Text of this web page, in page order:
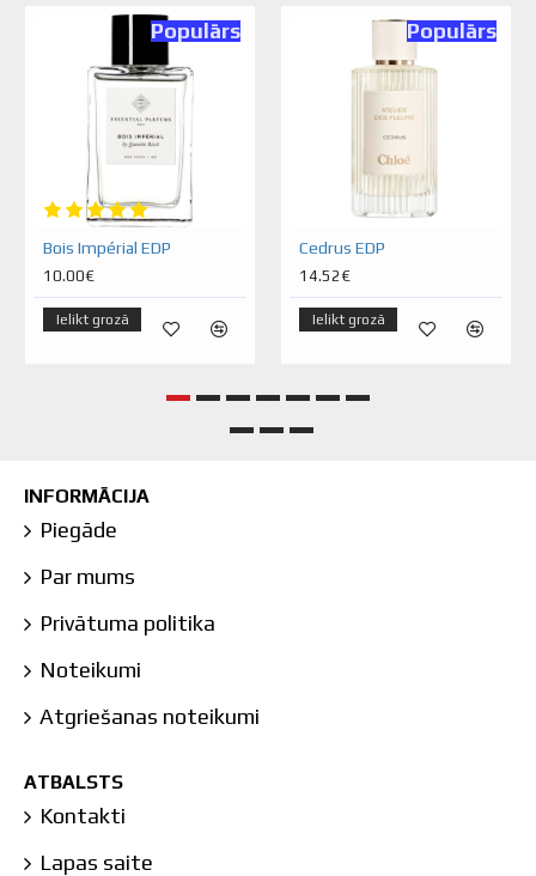
Populārs
Bois Impérial EDP
10.00€
Ielikt grozā
Populārs
Cedrus EDP
14.52€
Ielikt grozā
INFORMĀCIJA
Piegāde
Par mums
Privātuma politika
Noteikumi
Atgriešanas noteikumi
ATBALSTS
Kontakti
Lapas saite